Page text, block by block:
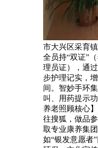
市大兴区采育
全员持“双证”
理员证），通
步护理记实，
间。智妙手环
叫、用药提示
养老照顾核心
往搜狐，做品
取专业康养集
如“银发意愿者